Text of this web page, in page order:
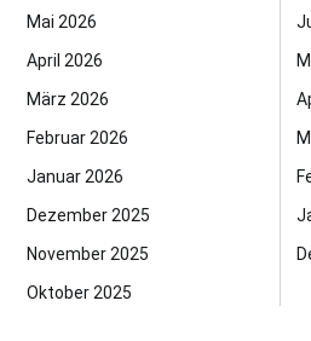
Mai 2026
April 2026
März 2026
Februar 2026
Januar 2026
Dezember 2025
November 2025
Oktober 2025